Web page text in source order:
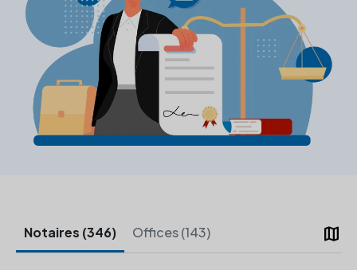
map
Notaires (346) Offices (143)